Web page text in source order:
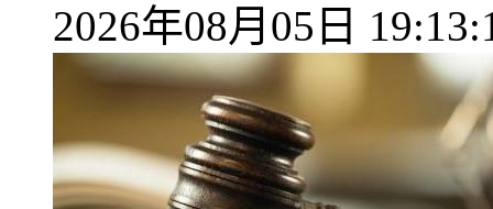
2026年08月05日